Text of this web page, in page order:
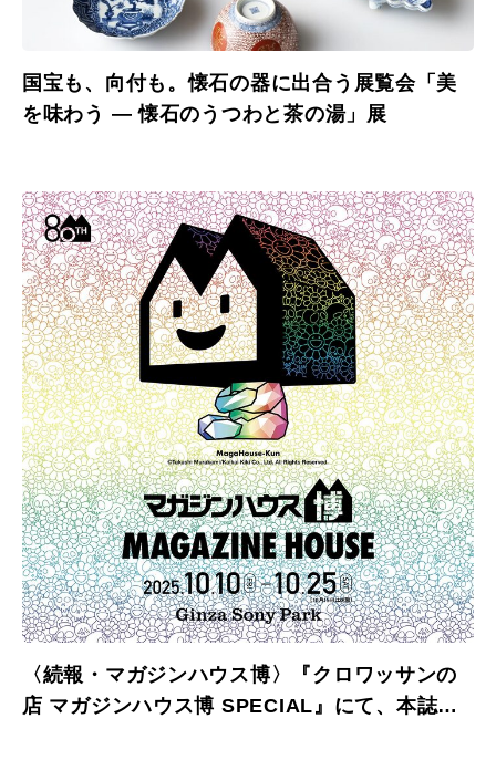
国宝も、向付も。懐石の器に出合う展覧会「美
を味わう ― 懐石のうつわと茶の湯」展
〈続報・マガジンハウス博〉『クロワッサンの
店 マガジンハウス博 SPECIAL』にて、本誌掲